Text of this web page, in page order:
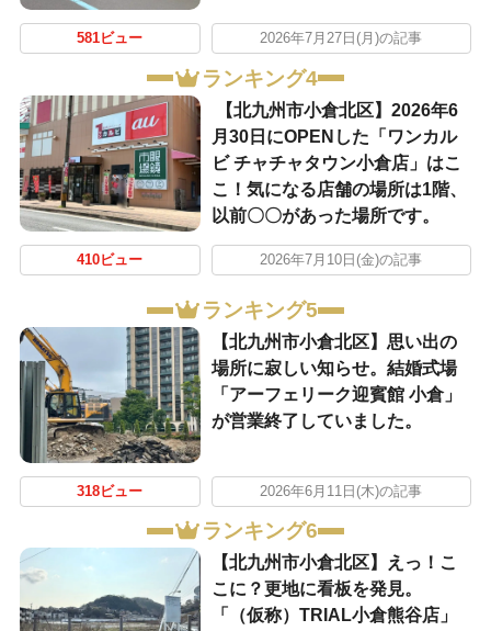
581ビュー 2026年7月27日(月)の記事
ランキング4
【北九州市小倉北区】2026年6
月30日にOPENした「ワンカル
ビ チャチャタウン小倉店」はこ
こ！気になる店舗の場所は1階、
以前〇〇があった場所です。
410ビュー 2026年7月10日(金)の記事
ランキング5
【北九州市小倉北区】思い出の
場所に寂しい知らせ。結婚式場
「アーフェリーク迎賓館 小倉」
が営業終了していました。
318ビュー 2026年6月11日(木)の記事
ランキング6
【北九州市小倉北区】えっ！こ
こに？更地に看板を発見。
「（仮称）TRIAL小倉熊谷店」